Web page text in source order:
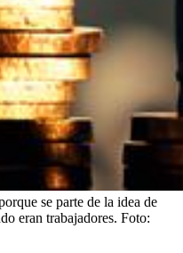
se parte de la idea de
eran trabajadores. Foto: